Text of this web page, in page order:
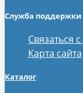
Служба поддержки
Связаться
Карта сайта
Каталог